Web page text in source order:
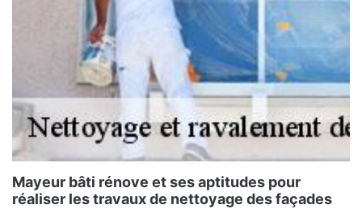
Mayeur bâti rénove et ses aptitudes pour
réaliser les travaux de nettoyage des façades